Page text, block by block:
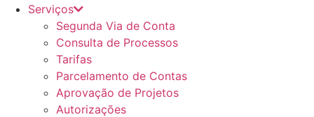
Serviços
Segunda Via de Conta
Consulta de Processos
Tarifas
Parcelamento de Contas
Aprovação de Projetos
Autorizações